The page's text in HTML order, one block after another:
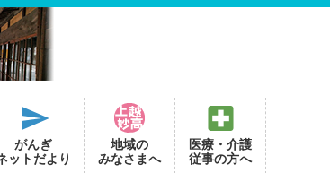
がんぎ
ットだより
地域の
みなさまへ
医療・介護
従事の方へ